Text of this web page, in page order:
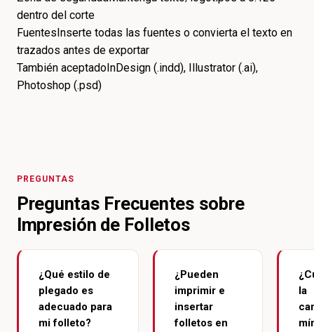
dentro del corte
Fuentes Inserte todas las fuentes o convierta el texto en
trazados antes de exportar
También aceptado InDesign (.indd), Illustrator (.ai),
Photoshop (.psd)
PREGUNTAS
Preguntas Frecuentes sobre
Impresión de Folletos
¿Qué estilo de
plegado es
adecuado para
mi folleto?
¿Pueden
imprimir e
insertar
folletos en
la